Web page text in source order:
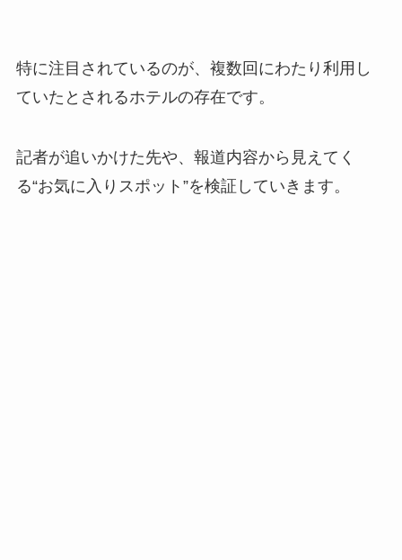
特に注目されているのが、複数回にわたり利用し
ていたとされるホテルの存在です。
記者が追いかけた先や、報道内容から見えてく
る“お気に入りスポット”を検証していきます。